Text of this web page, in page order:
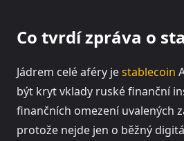
Co tvrdí zpráva o
Jádrem celé aféry jestablecoin
být kryt vklady ruské finanční
finančních omezení uvalených
protože nejde jen o běžný